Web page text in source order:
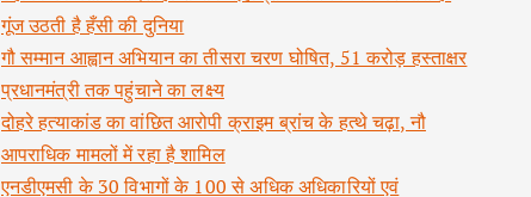
गूंज उठती है हँसी की दुनिया
गौ सम्मान आह्वान अभियान का तीसरा चरण घोषित, 51 करोड़ हस्ताक्षर
प्रधानमंत्री तक पहुंचाने का लक्ष्य
दोहरे हत्याकांड का वांछित आरोपी क्राइम ब्रांच के हत्थे चढ़ा, नौ
आपराधिक मामलों में रहा है शामिल
एनडीएमसी के 30 विभागों के 100 से अधिक अधिकारियों एवं